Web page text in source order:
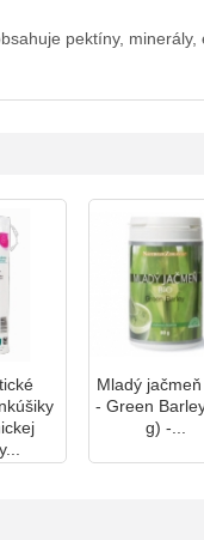
pektíny, minerály,
Mladý
- Green
g) -...